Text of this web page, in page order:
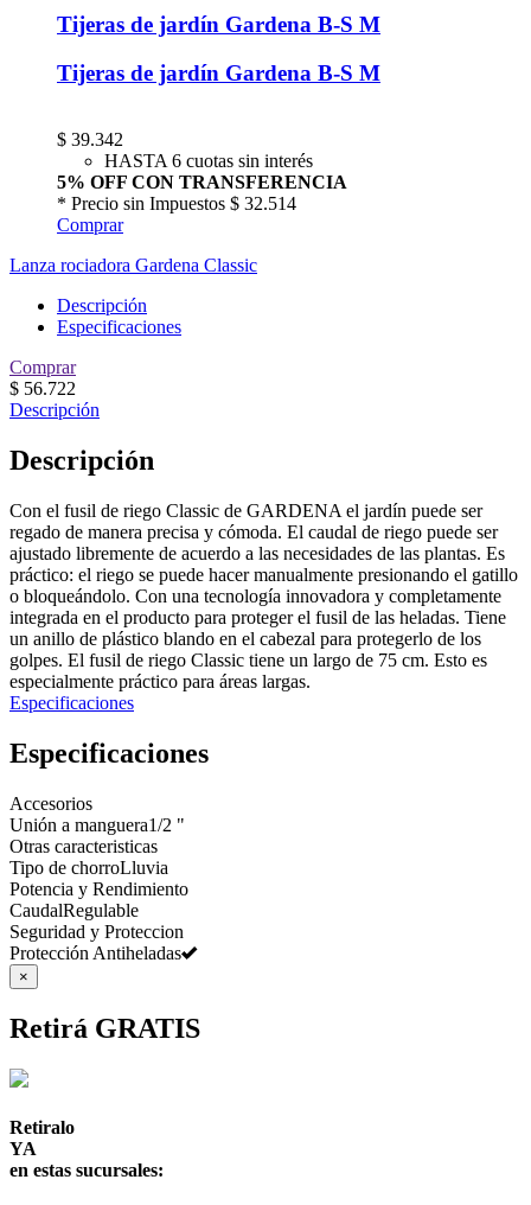
Tijeras de jardín Gardena B-S M
Tijeras de jardín Gardena B-S M
$ 39.342
HASTA 6 cuotas sin interés
5% OFF CON TRANSFERENCIA
* Precio sin Impuestos $ 32.514
Comprar
Lanza rociadora Gardena Classic
Descripción
Especificaciones
Comprar
$ 56.722
Descripción
Descripción
Con el fusil de riego Classic de GARDENA el jardín puede ser
regado de manera precisa y cómoda. El caudal de riego puede ser
ajustado libremente de acuerdo a las necesidades de las plantas. Es
práctico: el riego se puede hacer manualmente presionando el gatillo
o bloqueándolo. Con una tecnología innovadora y completamente
integrada en el producto para proteger el fusil de las heladas. Tiene
un anillo de plástico blando en el cabezal para protegerlo de los
golpes. El fusil de riego Classic tiene un largo de 75 cm. Esto es
especialmente práctico para áreas largas.
Especificaciones
Especificaciones
Accesorios
Unión a manguera1/2 "
Otras caracteristicas
Tipo de chorroLluvia
Potencia y Rendimiento
CaudalRegulable
Seguridad y Proteccion
Protección Antiheladas
×
Retirá GRATIS
Retiralo
YA
en estas sucursales: